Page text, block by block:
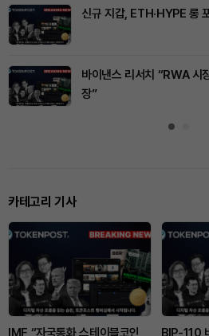
신규 지갑, ETH·HYPE 롱
바이낸스 리서치 “RWA
장”
카테고리 기사
IMF “자국통화 스테이블코인, BIP-110